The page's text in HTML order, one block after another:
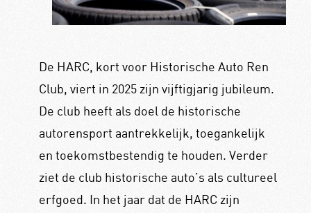
De HARC, kort voor Historische Auto Ren
Club, viert in 2025 zijn vijftigjarig jubileum.
De club heeft als doel de historische
autorensport aantrekkelijk, toegankelijk
en toekomstbestendig te houden. Verder
ziet de club historische auto’s als cultureel
erfgoed. In het jaar dat de HARC zijn